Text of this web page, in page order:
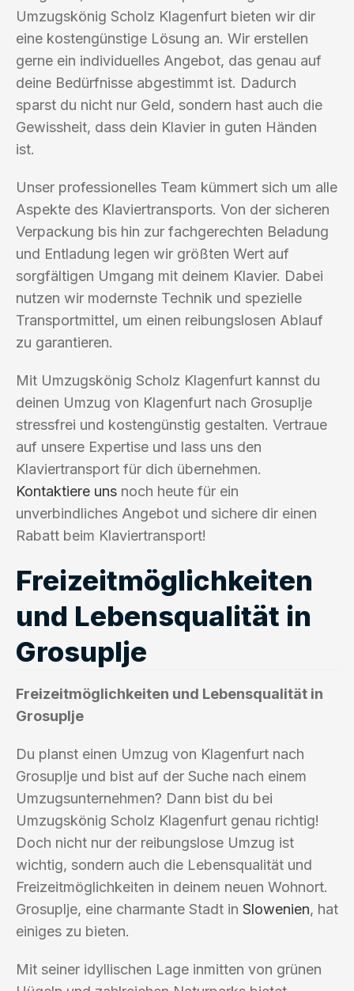
Umzugskönig Scholz Klagenfurt bieten wir dir
eine kostengünstige Lösung an. Wir erstellen
gerne ein individuelles Angebot, das genau auf
deine Bedürfnisse abgestimmt ist. Dadurch
sparst du nicht nur Geld, sondern hast auch die
Gewissheit, dass dein Klavier in guten Händen
ist.
Unser professionelles Team kümmert sich um alle
Aspekte des Klaviertransports. Von der sicheren
Verpackung bis hin zur fachgerechten Beladung
und Entladung legen wir größten Wert auf
sorgfältigen Umgang mit deinem Klavier. Dabei
nutzen wir modernste Technik und spezielle
Transportmittel, um einen reibungslosen Ablauf
zu garantieren.
Mit Umzugskönig Scholz Klagenfurt kannst du
deinen Umzug von Klagenfurt nach Grosuplje
stressfrei und kostengünstig gestalten. Vertraue
auf unsere Expertise und lass uns den
Klaviertransport für dich übernehmen.
Kontaktiere uns noch heute für ein
unverbindliches Angebot und sichere dir einen
Rabatt beim Klaviertransport!
Freizeitmöglichkeiten
und Lebensqualität in
Grosuplje
Freizeitmöglichkeiten und Lebensqualität in
Grosuplje
Du planst einen Umzug von Klagenfurt nach
Grosuplje und bist auf der Suche nach einem
Umzugsunternehmen? Dann bist du bei
Umzugskönig Scholz Klagenfurt genau richtig!
Doch nicht nur der reibungslose Umzug ist
wichtig, sondern auch die Lebensqualität und
Freizeitmöglichkeiten in deinem neuen Wohnort.
Grosuplje, eine charmante Stadt in Slowenien, hat
einiges zu bieten.
Mit seiner idyllischen Lage inmitten von grünen